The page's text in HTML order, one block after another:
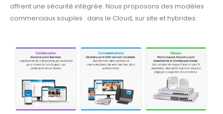
offrent une sécurité intégrée. Nous proposons des modèles
commerciaux souples : dans le Cloud, sur site et hybrides.